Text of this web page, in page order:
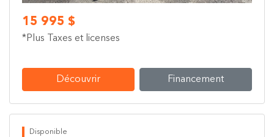
15 995 $
*Plus Taxes et licenses
Découvrir Financement
Disponible